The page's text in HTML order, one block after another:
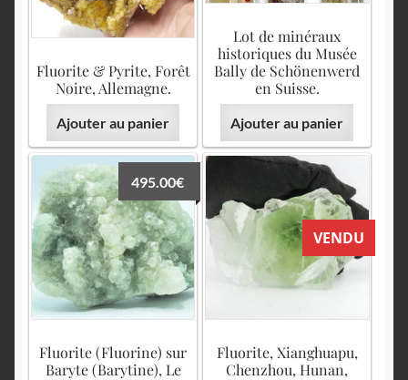
Lot de minéraux
historiques du Musée
Bally de Schönenwerd
en Suisse.
Ajouter au panier
Fluorite & Pyrite, Forêt
Noire, Allemagne.
Ajouter au panier
Fluorite (Fluorine) sur
Baryte (Barytine), Le
495.00€
VENDU
Fluorite, Xianghuapu,
Chenzhou, Hunan,